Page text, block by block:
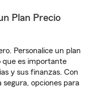
Plan Precio
Personalice un plan
que es importante
y sus finanzas. Con
opciones para